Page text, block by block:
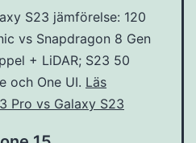
S23 jämförelse: 120
vs Snapdragon 8 Gen
+ LiDAR; S23 50
och One UI. Läs
Pro vs Galaxy S23